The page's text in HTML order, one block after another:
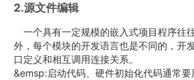
2.源文件编辑
一个具有一定规模的嵌入式项目程序往
外，每个模块的开发语言也是不同的，开
口定义和相互调用连接关系。
&emsp:启动代码、硬件初始化代码通常